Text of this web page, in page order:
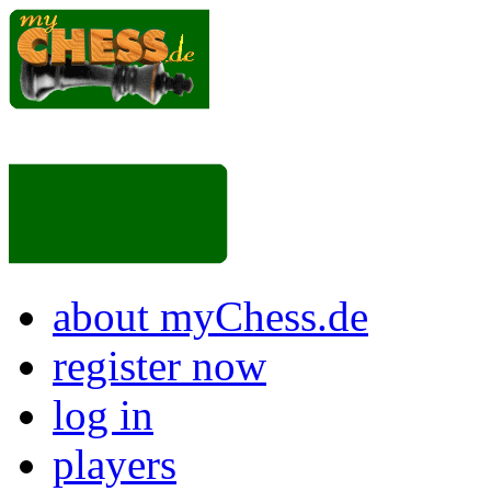
about myChess.de
register now
log in
players